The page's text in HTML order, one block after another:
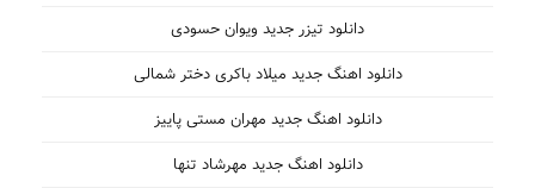
دانلود تیزر جدید ویوان حسودی
دانلود اهنگ جدید میلاد باکری دختر شمالی
دانلود اهنگ جدید مهران مستی پاییز
دانلود اهنگ جدید مهرشاد تنها